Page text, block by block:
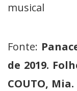
musical
Fonte:
de 2019.
COUTO,